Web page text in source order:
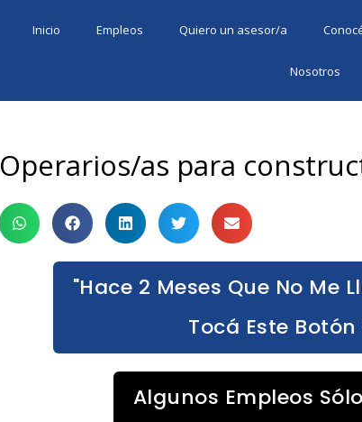
Inicio Empleos Quiero un asesor/a
Nosotros
Operarios/as para
"Hace 2 Meses Que No Me
Tocá Este
Algunos Empleos